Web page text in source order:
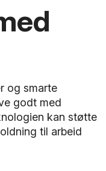
og smarte
godt med
kan støtte
til arbeid